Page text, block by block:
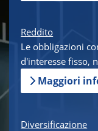
Reddito
Le obbligazioni
d'interesse fisso,
Maggiori
Diversificazione